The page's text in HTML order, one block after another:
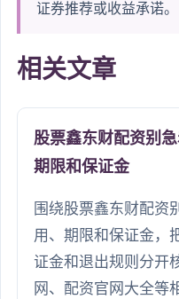
证券推荐或收益承诺。
相关文章
股票鑫东财配资别
期限和保证金
围绕股票鑫东财配资
用、期限和保证金，
证金和退出规则分开
网、配资官网大全等